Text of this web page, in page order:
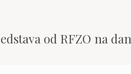
od RFZO na dan